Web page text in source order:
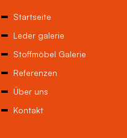
Startseite
Leder galerie
Stoffmöbel Galerie
Referenzen
Über uns
Kontakt